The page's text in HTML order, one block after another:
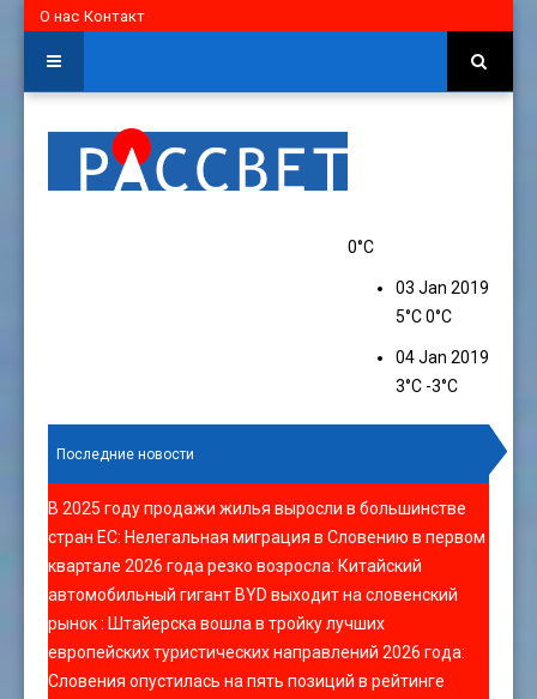
О нас Контакт
0°C
03 Jan 2019
5°C0°C
04 Jan 2019
3°C -3°C
Последние новости
В 2025 году продажи жилья выросли в большинстве
стран ЕС: Нелегальная миграция в Словению в первом
квартале 2026 года резко возросла: Китайский
автомобильный гигант BYD выходит на словенский
рынок: Штайерска вошла в тройку лучших
европейских туристических направлений 2026 года:
Словения опустилась на пять позиций в рейтинге